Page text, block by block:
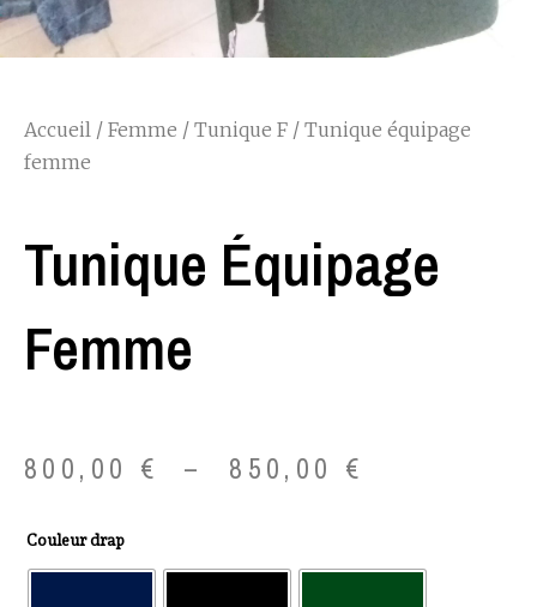
Accueil / Femme / Tunique F / Tunique équipage
femme
Tunique Équipage
Femme
800,00 € – 850,00 €
prix :
Couleur drap
quantité
de